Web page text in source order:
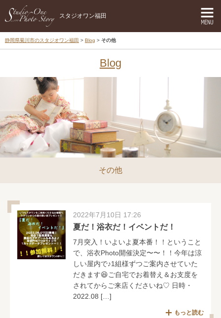
スタジオワン福田
静岡県菊川市のスタジオワン福田 Blog その他
Blog
その他
2022年7月10日 17:26
夏だ！浴衣だ！イベントだ！
7月突入！いよいよ夏本番！！ということ
で、浴衣Photo開催決定〜〜！！今年は涼
しい屋内で♪1組様ずつご案内させていた
だきます😆ご自宅でお着替え＆お支度を
されてからご来店くださいね♡ 日時・
2022.08 […]
もっと読む